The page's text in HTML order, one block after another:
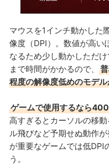
マウスを1インチ動かした
像度（DPI）。数値が高い
なるため少し動かしただ
まで時間がかかるので、
程度の解像度低めのモデ
ゲームで使用するなら
高すぎるとカーソルの移
ル飛びなど予期せぬ動作
が重要なゲームでは低DPI
う。